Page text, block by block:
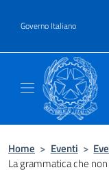
Governo Italiano
Home > Eventi >
La grammatica che